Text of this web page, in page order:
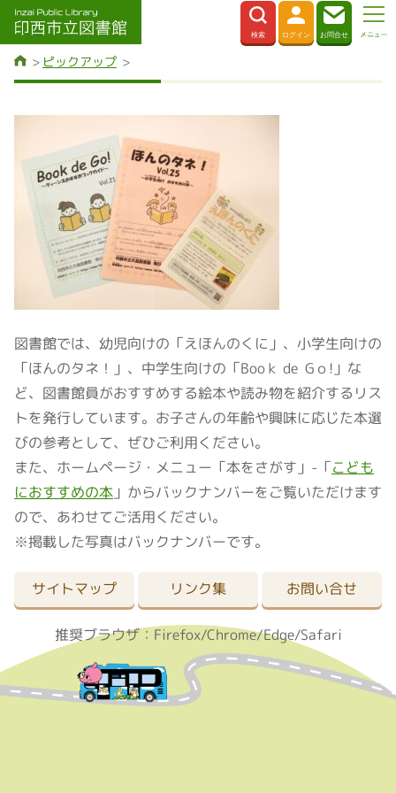
ピックアップ
図書館では、幼児向けの「えほんのくに」、小学生向けの
「ほんのタネ！」、中学生向けの「Booｋ de Gｏ!」な
ど、図書館員がおすすめする絵本や読み物を紹介するリス
トを発行しています。お子さんの年齢や興味に応じた本選
びの参考として、ぜひご利用ください。
また、ホームページ・メニュー「本をさがす」-「こども
におすすめの本 」からバックナンバーをご覧いただけます
ので、あわせてご活用ください。
※掲載した写真はバックナンバーです。
サイトマップ リンク集 お問い合せ
推奨ブラウザ：Firefox/Chrome/Edge/Safari